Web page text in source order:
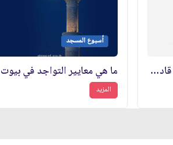
خنادق الأمة: المسجد في فكر قادة الثورة الإسلامية
أسبوع المسجد
المزيد